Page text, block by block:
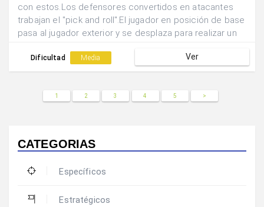
con estos.Los defensores convertidos en atacantes
trabajan el "pick and roll".El jugador en posición de base
pasa al jugador exterior y se desplaza para realizar un
del bloqueo para finalizar con lanzamiento exterior o
penetrar hacia la canasta.
Dificultad Media Ver
1 2 3 4 5 >
CATEGORIAS
Específicos
Estratégicos